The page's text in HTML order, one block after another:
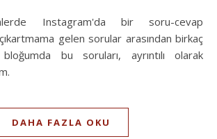
gelen sorular arasından birkaç
bu soruları, ayrıntılı olarak
DAHA FAZLA OKU